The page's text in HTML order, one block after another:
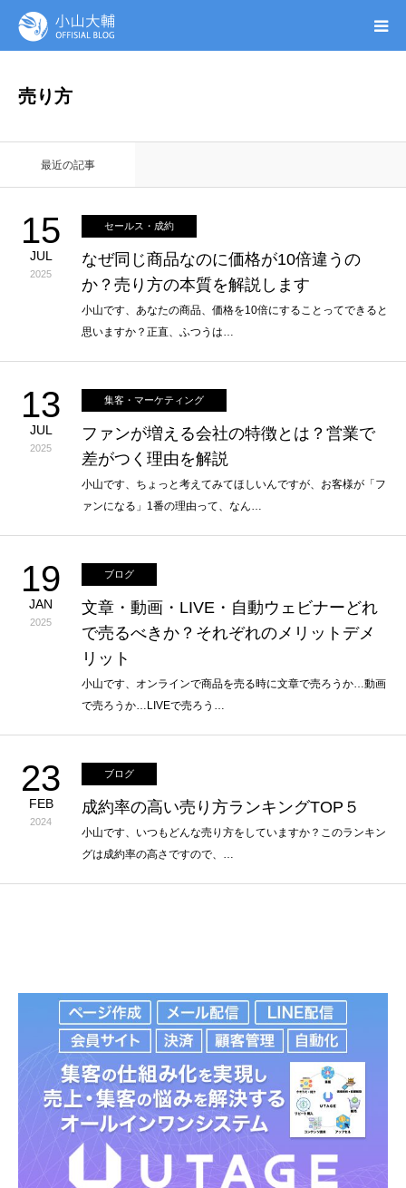
売り方
最近の記事
15
JUL
2025
セールス・成約
なぜ同じ商品なのに価格が10倍違うの
か？売り方の本質を解説します
小山です、あなたの商品、価格を10倍にすることってできると
思いますか？正直、ふつうは…
13
JUL
2025
集客・マーケティング
ファンが増える会社の特徴とは？営業で
差がつく理由を解説
小山です、ちょっと考えてみてほしいんですが、お客様が「フ
ァンになる」1番の理由って、なん…
19
JAN
2025
ブログ
文章・動画・LIVE・自動ウェビナーどれ
で売るべきか？それぞれのメリットデメ
リット
小山です、オンラインで商品を売る時に文章で売ろうか…動画
で売ろうか…LIVEで売ろう…
23
FEB
2024
ブログ
成約率の高い売り方ランキングTOP５
小山です、いつもどんな売り方をしていますか？このランキン
グは成約率の高さですので、…
無料ガイドブック
オンシク本
プロフィール